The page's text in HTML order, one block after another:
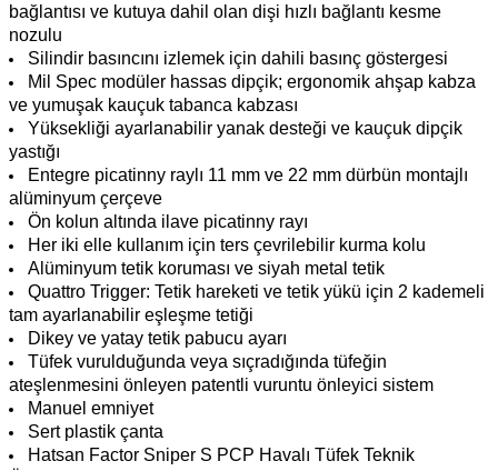
bağlantısı ve kutuya dahil olan dişi hızlı bağlantı kesme
nozulu
Silindir basıncını izlemek için dahili basınç göstergesi
Mil Spec modüler hassas dipçik; ergonomik ahşap kabza
ve yumuşak kauçuk tabanca kabzası
Yüksekliği ayarlanabilir yanak desteği ve kauçuk dipçik
yastığı
Entegre picatinny raylı 11 mm ve 22 mm dürbün montajlı
alüminyum çerçeve
Ön kolun altında ilave picatinny rayı
Her iki elle kullanım için ters çevrilebilir kurma kolu
Alüminyum tetik koruması ve siyah metal tetik
Quattro Trigger: Tetik hareketi ve tetik yükü için 2 kademeli
tam ayarlanabilir eşleşme tetiği
Dikey ve yatay tetik pabucu ayarı
Tüfek vurulduğunda veya sıçradığında tüfeğin
ateşlenmesini önleyen patentli vuruntu önleyici sistem
Manuel emniyet
Sert plastik çanta
Hatsan Factor Sniper S PCP Havalı Tüfek Teknik